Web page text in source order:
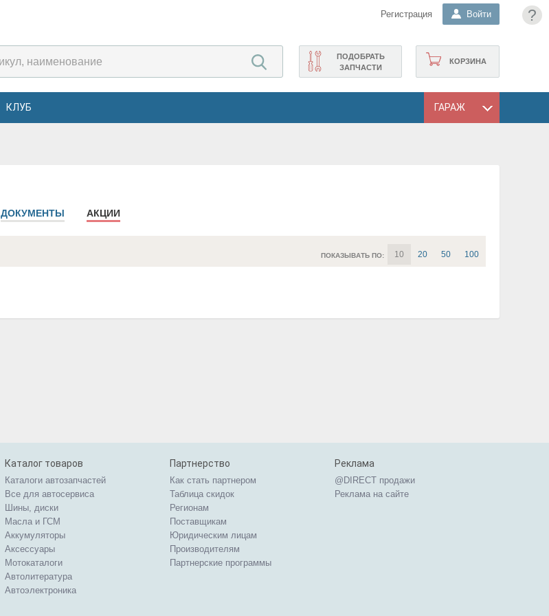
?
Регистрация Войти
КОРЗИНА
ПОДОБРАТЬ
ЗАПЧАСТИ
КЛУБ ГАРАЖ
ДОКУМЕНТЫ АКЦИИ
ПОКАЗЫВАТЬ ПО: 10 20 50 100
Каталог товаров
Каталоги автозапчастей
Все для автосервиса
Шины, диски
Масла и ГСМ
Аккумуляторы
Аксессуары
Мотокаталоги
Автолитература
Автоэлектроника
Партнерство
Как стать партнером
Таблица скидок
Регионам
Поставщикам
Юридическим лицам
Производителям
Партнерские программы
Реклама
@DIRECT продажи
Реклама на сайте